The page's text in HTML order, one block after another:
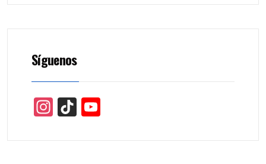
Síguenos
Instagram
TikTok